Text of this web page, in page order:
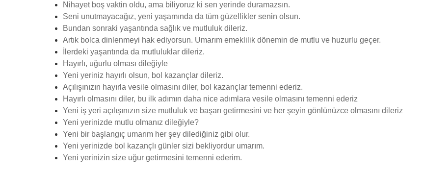
Nihayet boş vaktin oldu, ama biliyoruz ki sen yerinde duramazsın.
Seni unutmayacağız, yeni yaşamında da tüm güzellikler senin olsun.
Bundan sonraki yaşantında sağlık ve mutluluk dileriz.
Artık bolca dinlenmeyi hak ediyorsun. Umarım emeklilik dönemin de mutlu ve huzurlu geçer.
İlerdeki yaşantında da mutluluklar dileriz.
Hayırlı, uğurlu olması dileğiyle
Yeni yeriniz hayırlı olsun, bol kazançlar dileriz.
Açılışınızın hayırla vesile olmasını diler, bol kazançlar temenni ederiz.
Hayırlı olmasını diler, bu ilk adımın daha nice adımlara vesile olmasını temenni ederiz
Yeni iş yeri açılışınızın size mutluluk ve başarı getirmesini ve her şeyin gönlünüzce olmasını dileriz
Yeni yerinizde mutlu olmanız dileğiyle?
Yeni bir başlangıç umarım her şey dilediğiniz gibi olur.
Yeni yerinizde bol kazançlı günler sizi bekliyordur umarım.
Yeni yerinizin size uğur getirmesini temenni ederim.